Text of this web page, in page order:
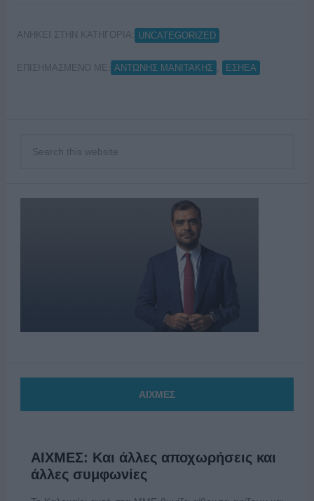
ΑΝΗΚΕΙ ΣΤΗΝ ΚΑΤΗΓΟΡΙΑ: UNCATEGORIZED
ΕΠΙΣΗΜΑΣΜΕΝΟ ΜΕ: ΑΝΤΩΝΗΣ ΜΑΝΙΤΑΚΗΣ ΕΣΗΕΑ
ΑΙΧΜΕΣ
ΑΙΧΜΕΣ: Και άλλες αποχωρήσεις και
άλλες συμφωνίες